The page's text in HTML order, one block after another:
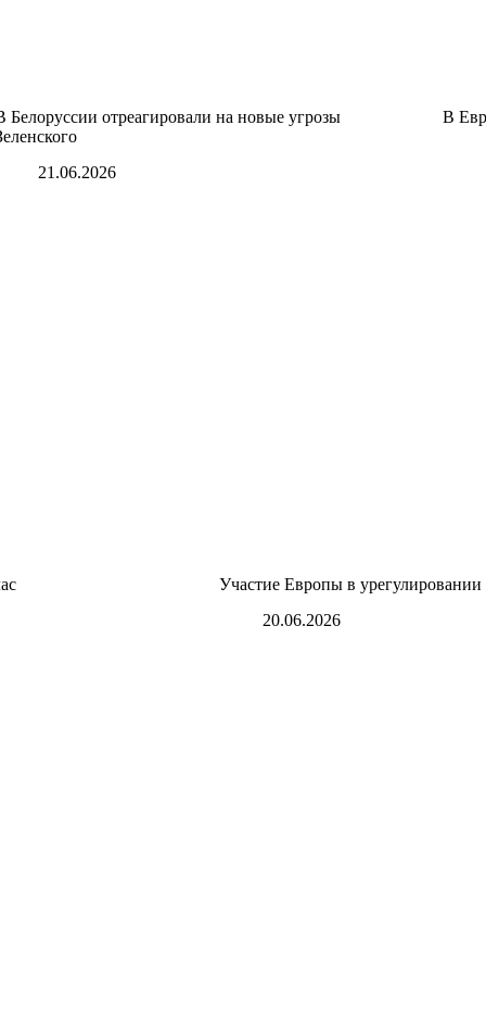
Белоруссии отреагировали на новые угрозы
21.06.2026
В
Участие Европы в
20.06.2026